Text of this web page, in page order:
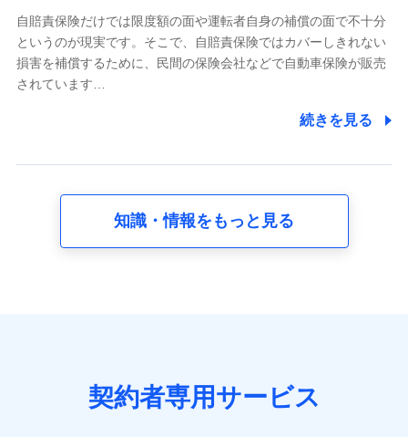
又は株式会社NTTドコモが提供する各種サービスのご契
約状態・ご利用履歴インターネット利用時の行動に関す
る情報、アプリケーション利用時の行動に関する情報、
購入されたサービスや商品の名称・購入場所・決済に関
する情報、アンケートの回答に関する情報などが含まれ
の内容、保険料、保険料のお支払方法、車のメーカーや
走行距離などの情報、建物の構造や築年数などの情報、
険契約に関する情報。例として、保険契約者及び被保険
者の氏名、住所、生年月日、性別、保険契約者と被保険
自賠責保険だけでは限度額の面や運転者自身の補償の面で不十分
というのが現実です。そこで、自賠責保険ではカバーしきれない
損害を補償するために、民間の保険会社などで自動車保険が販売
されています…
続きを見る
知識・情報をもっと見る
契約者専用サービス